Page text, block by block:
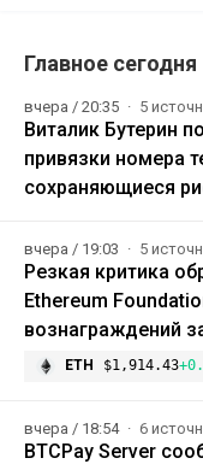
Главное сегодня
вчера / 20:35 5
Виталик Бутерин
привязки номера
сохраняющиеся
вчера / 19:03 5
Резкая критика
Ethereum
вознаграждений
ETH $1,914.43
вчера / 18:54 6
BTCPay Server